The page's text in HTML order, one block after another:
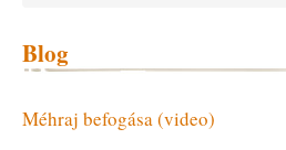
Blog
Méhraj befogása (video)